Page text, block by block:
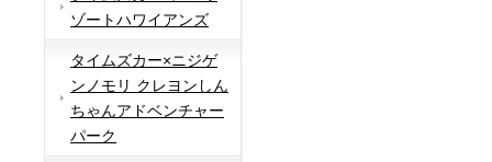
ゾートハワイアンズ
タイムズカー×ニジゲ
ンノモリ クレヨンしん
ちゃんアドベンチャー
パーク